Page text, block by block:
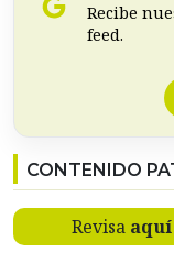
Recibe
feed.
CONTENIDO
Revisa